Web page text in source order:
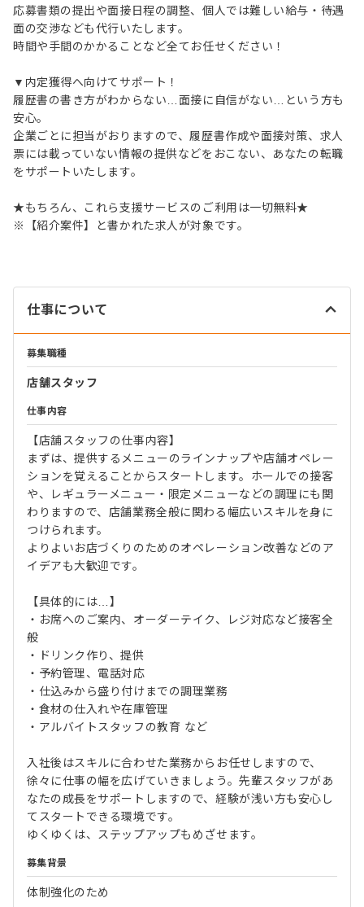
応募書類の提出や面接日程の調整、個人では難しい給与・待遇
面の交渉なども代行いたします。
時間や手間のかかることなど全てお任せください！
▼内定獲得へ向けてサポート！
履歴書の書き方がわからない…面接に自信がない…という方も
安心。
企業ごとに担当がおりますので、履歴書作成や面接対策、求人
票には載っていない情報の提供などをおこない、あなたの転職
をサポートいたします。
★もちろん、これら支援サービスのご利用は一切無料★
※【紹介案件】と書かれた求人が対象です。
仕事について
募集職種
店舗スタッフ
仕事内容
【店舗スタッフの仕事内容】
まずは、提供するメニューのラインナップや店舗オペレー
ションを覚えることからスタートします。ホールでの接客
や、レギュラーメニュー・限定メニューなどの調理にも関
わりますので、店舗業務全般に関わる幅広いスキルを身に
つけられます。
よりよいお店づくりのためのオペレーション改善などのア
イデアも大歓迎です。
【具体的には…】
・お席へのご案内、オーダーテイク、レジ対応など接客全
般
・ドリンク作り、提供
・予約管理、電話対応
・仕込みから盛り付けまでの調理業務
・食材の仕入れや在庫管理
・アルバイトスタッフの教育 など
入社後はスキルに合わせた業務からお任せしますので、
徐々に仕事の幅を広げていきましょう。先輩スタッフがあ
なたの成長をサポートしますので、経験が浅い方も安心し
てスタートできる環境です。
ゆくゆくは、ステップアップもめざせます。
募集背景
体制強化のため